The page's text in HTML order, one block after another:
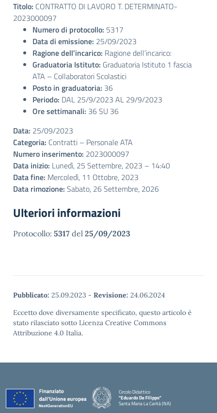
Titolo: CONTRATTO DI LAVORO T. DETERMINATO-
2023000097
Numero di protocollo: 5317
Data di emissione: 25/09/2023
Ragione dell’incarico: Ragione dell’incarico:
Graduatoria Istituto: Graduatoria Istituto 1 fascia
ATA – Collaboratori Scolastici
Posto in graduatoria: 36
Periodo: DAL 25/9/2023 AL 29/9/2023
Ore settimanali: 36 SU 36
Data: 25/09/2023
Categoria: Contratti – Personale ATA
Numero inserimento: 2023000097
Data inizio: Lunedì, 25 Settembre, 2023 – 14:40
Data fine: Mercoledì, 11 Ottobre, 2023
Data rimozione: Sabato, 26 Settembre, 2026
Ulteriori informazioni
Protocollo: 5317 del 25/09/2023
Pubblicato: 25.09.2023 - Revisione: 24.06.2024
Eccetto dove diversamente specificato, questo articolo è
stato rilasciato sotto Licenza Creative Commons
Attribuzione 4.0 Italia.
Circolo Didattico
"Eduardo De Filippo"
Santa Maria La Carità (NA)